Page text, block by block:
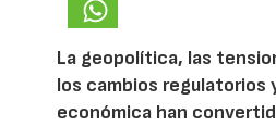
La geopolítica, las
los cambios regulatorios
económica han